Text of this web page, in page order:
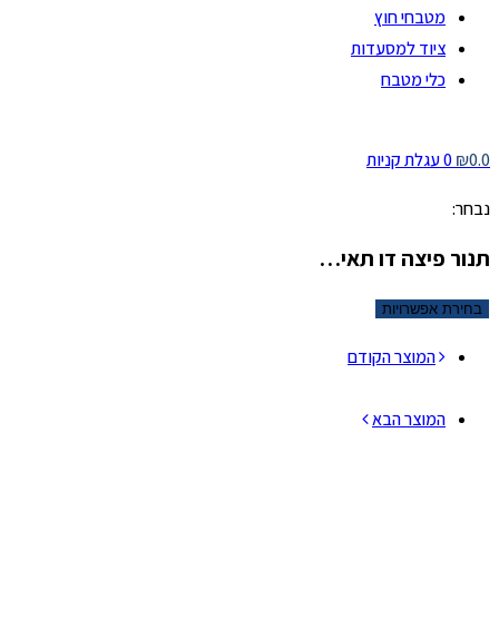
מטבחי חוץ
ציוד למסעדות
כלי מטבח
₪0.0
0 עגלת קניות
נבחר:
תנור פיצה דו תאי…
בחירת אפשרויות
המוצר הקודם
המוצר הבא